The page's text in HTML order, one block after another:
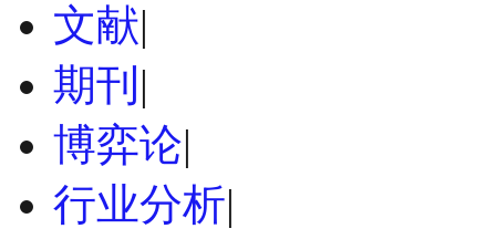
文献|
期刊 |
博弈论|
行业分析|